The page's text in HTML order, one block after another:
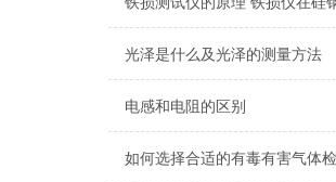
光泽是什么及光泽的测量方法
电感和电阻的区别